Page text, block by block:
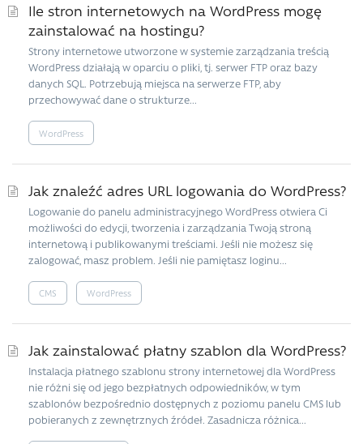
Ile stron internetowych na WordPress mogę
zainstalować na hostingu?
Strony internetowe utworzone w systemie zarządzania treścią
WordPress działają w oparciu o pliki, tj. serwer FTP oraz bazy
danych SQL. Potrzebują miejsca na serwerze FTP, aby
przechowywać dane o strukturze...
WordPress
Jak znaleźć adres URL logowania do WordPress?
Logowanie do panelu administracyjnego WordPress otwiera Ci
możliwości do edycji, tworzenia i zarządzania Twoją stroną
internetową i publikowanymi treściami. Jeśli nie możesz się
zalogować, masz problem. Jeśli nie pamiętasz loginu...
CMS WordPress
Jak zainstalować płatny szablon dla WordPress?
Instalacja płatnego szablonu strony internetowej dla WordPress
nie różni się od jego bezpłatnych odpowiedników, w tym
szablonów bezpośrednio dostępnych z poziomu panelu CMS lub
pobieranych z zewnętrznych źródeł. Zasadnicza różnica...